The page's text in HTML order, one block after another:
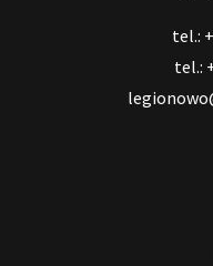
tel.:
tel.: